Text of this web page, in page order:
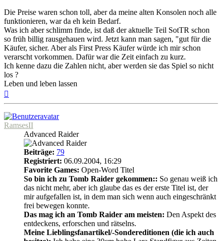
Die Preise waren schon toll, aber da meine alten Konsolen noch alle
funktionieren, war da eh kein Bedarf.
Was ich aber schlimm finde, ist daß der aktuelle Teil SotTR schon
so früh billig rausgehauen wird. Jetzt kann man sagen, "gut für die
Käufer, sicher. Aber als First Press Käufer würde ich mir schon
verarscht vorkommen. Dafür war die Zeit einfach zu kurz.
Ich kenne dazu die Zahlen nicht, aber werden sie das Spiel so nicht
los ?
Leben und leben lassen
oben
RamsesII
Advanced Raider
Beiträge: 79
Registriert: 06.09.2004, 16:29
Favorite Games: Open-Word Titel
So bin ich zu Tomb Raider gekommen:: So genau weiß ich
das nicht mehr, aber ich glaube das es der erste Titel ist, der
mir aufgefallen ist, in dem man sich wenn auch eingeschränkt
frei bewegen konnte.
Das mag ich an Tomb Raider am meisten: Den Aspekt des
entdeckens, erforschen und rätselns.
Meine Lieblingsfanartikel/-Sondereditionen (die ich auch